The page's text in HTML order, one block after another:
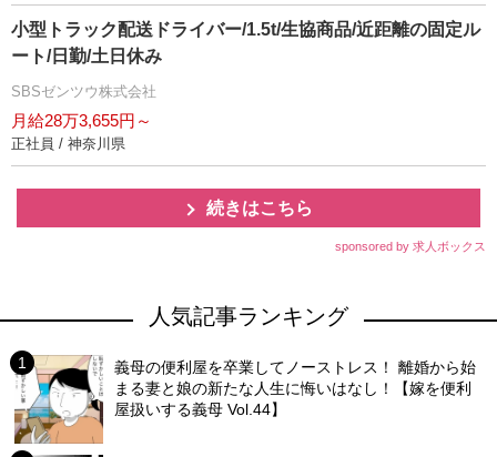
小型トラック配送ドライバー/1.5t/生協商品/近距離の固定ル
ート/日勤/土日休み
SBSゼンツウ株式会社
月給28万3,655円～
正社員 / 神奈川県
続きはこちら
sponsored by 求人ボックス
人気記事ランキング
義母の便利屋を卒業してノーストレス！ 離婚から始
まる妻と娘の新たな人生に悔いはなし！【嫁を便利
屋扱いする義母 Vol.44】